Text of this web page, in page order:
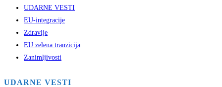
UDARNE VESTI
EU-integracije
Zdravlje
EU zelena tranzicija
Zanimljivosti
UDARNE VESTI